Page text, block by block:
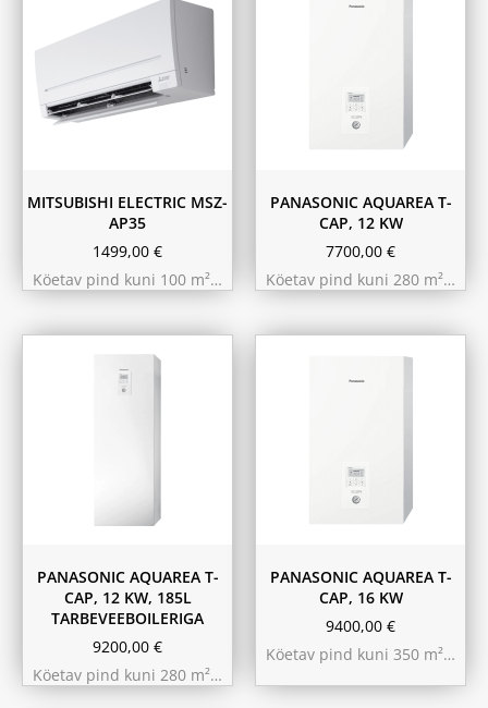
MITSUBISHI ELECTRIC MSZ-
AP35
1499,00 €
Köetav pind kuni 100 m²…
PANASONIC AQUAREA T-
CAP, 12 KW
7700,00 €
Köetav pind kuni 280 m²…
PANASONIC AQUAREA T-
CAP, 12 KW, 185L
TARBEVEEBOILERIGA
9200,00 €
Köetav pind kuni 280 m²…
PANASONIC AQUAREA T-
CAP, 16 KW
9400,00 €
Köetav pind kuni 350 m²…